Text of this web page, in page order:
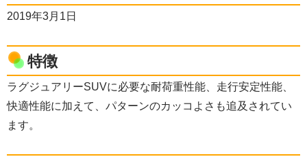
2019年3月1日
特徴
ラグジュアリーSUVに必要な耐荷重性能、走行安定性能、
快適性能に加えて、パターンのカッコよさも追及されてい
ます。